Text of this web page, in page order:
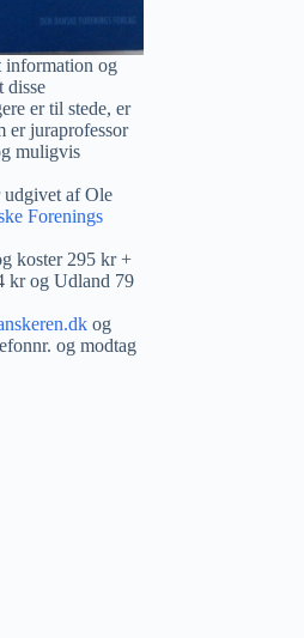
information og
disse
er til stede, er
er juraprofessor
muligvis
udgivet af Ole
Forenings
koster 295 kr +
kr og Udland 79
og
og modtag